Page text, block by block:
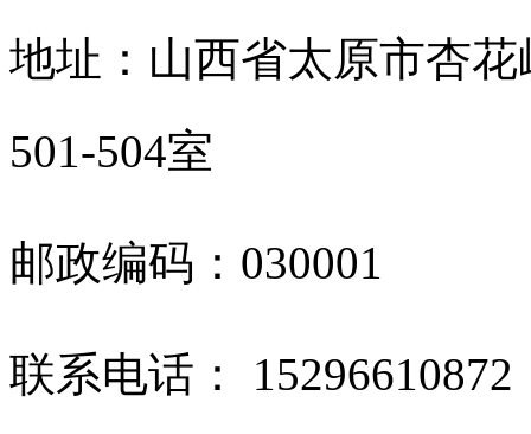
地址：山西省太原市杏
501-504室
邮政编码：030001
联系电话：